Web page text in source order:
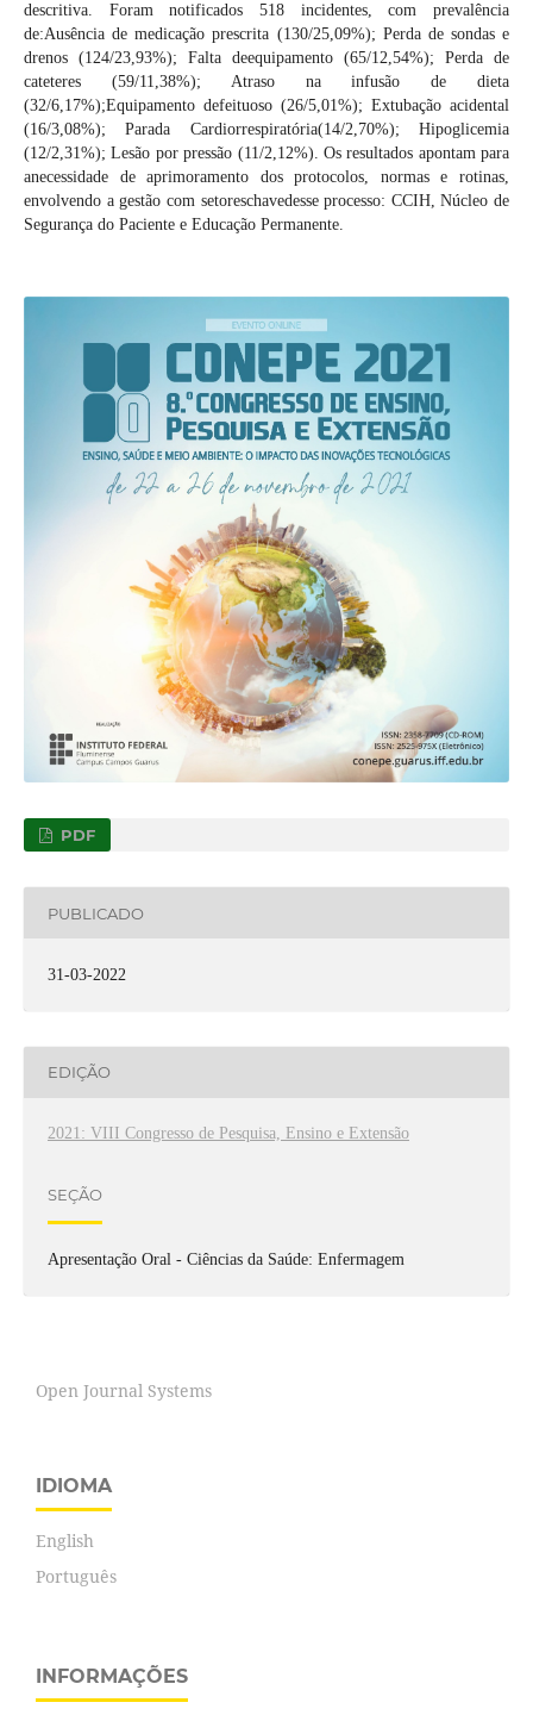
descritiva. Foram notificados 518 incidentes, com prevalência
de:Ausência de medicação prescrita (130/25,09%); Perda de sondas e
drenos (124/23,93%); Falta deequipamento (65/12,54%); Perda de
cateteres (59/11,38%); Atraso na infusão de dieta
(32/6,17%);Equipamento defeituoso (26/5,01%); Extubação acidental
(16/3,08%); Parada Cardiorrespiratória(14/2,70%); Hipoglicemia
(12/2,31%); Lesão por pressão (11/2,12%). Os resultados apontam para
anecessidade de aprimoramento dos protocolos, normas e rotinas,
envolvendo a gestão com setoreschavedesse processo: CCIH, Núcleo de
Segurança do Paciente e Educação Permanente.
PDF
PUBLICADO
31-03-2022
EDIÇÃO
2021: VIII Congresso de Pesquisa, Ensino e Extensão
SEÇÃO
Apresentação Oral - Ciências da Saúde: Enfermagem
Open Journal Systems
IDIOMA
English
Português
INFORMAÇÕES